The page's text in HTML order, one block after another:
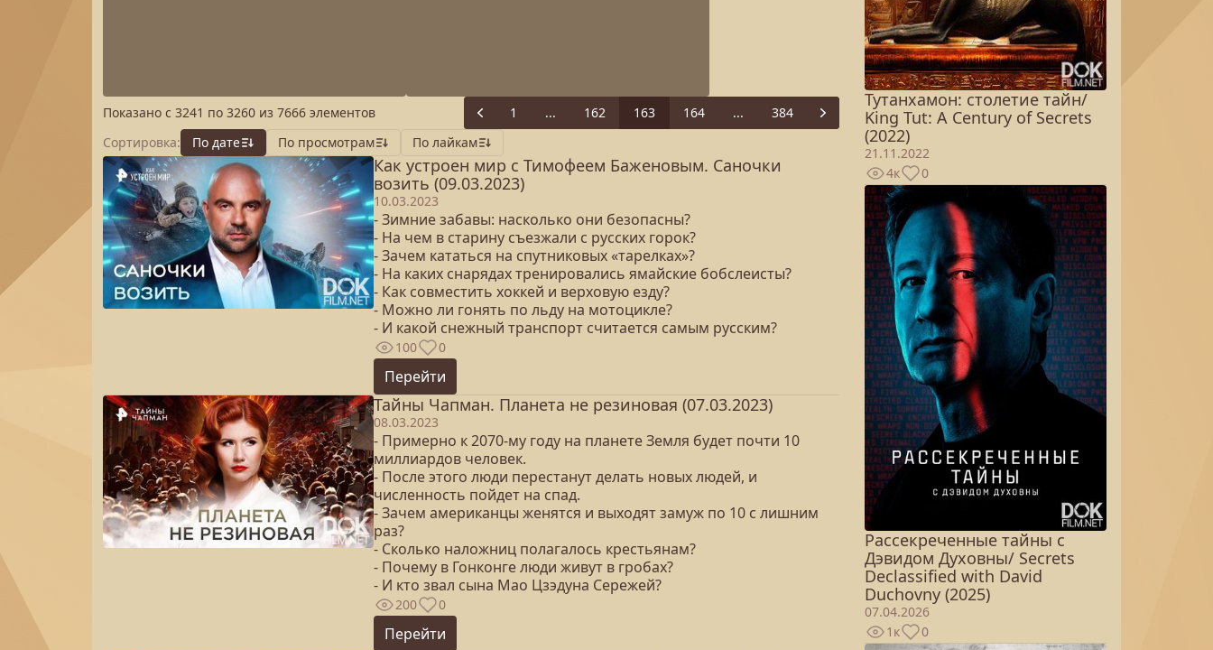
Показано с 3241 по 3260 из 7666 элементов Previous
1 ... 162 163 164 ... 384
Next
Сортировка:
По дате По просмотрам По лайкам
Как устроен мир с Тимофеем Баженовым. Саночки
возить (09.03.2023)
10.03.2023
- Зимние забавы: насколько они безопасны?
- На чем в старину съезжали с русских горок?
- Зачем кататься на спутниковых «тарелках»?
- На каких снарядах тренировались ямайские бобслеисты?
- Как совместить хоккей и верховую езду?
- Можно ли гонять по льду на мотоцикле?
- И какой снежный транспорт считается самым русским?
100 0
Перейти
Тайны Чапман. Планета не резиновая (07.03.2023)
08.03.2023
- Примерно к 2070-му году на планете Земля будет почти 10
миллиардов человек.
- После этого люди перестанут делать новых людей, и
численность пойдет на спад.
- Зачем американцы женятся и выходят замуж по 10 с лишним
раз?
- Сколько наложниц полагалось крестьянам?
- Почему в Гонконге люди живут в гробах?
- И кто звал сына Мао Цзэдуна Сережей?
200 0
Перейти
Тутанхамон: столетие тайн/
King Tut: A Century of Secrets
(2022)
21.11.2022
4к
0
Рассекреченные тайны с
Дэвидом Духовны/ Secrets
Declassified with David
Duchovny (2025)
07.04.2026
1к
0